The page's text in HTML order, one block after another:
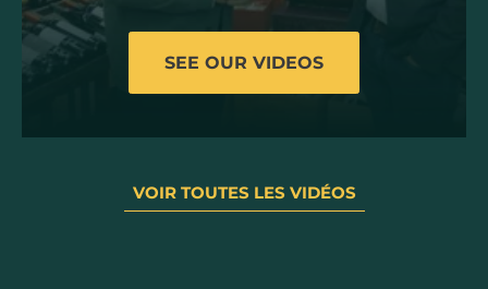
SEE OUR VIDEOS
VOIR TOUTES LES VIDÉOS